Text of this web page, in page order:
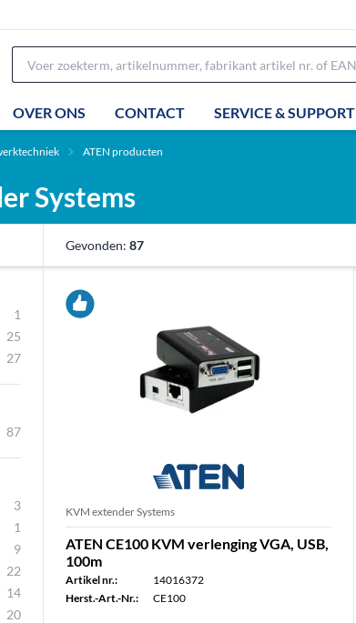
OVER ONS CONTACT SERVICE & SUPPORT
ATEN producten
Systems
1
25
27
87
3
1
9
22
14
20
Gevonden: 87
KVM extender Systems
ATEN CE100 KVM verlenging VGA, USB,
100m
Artikel nr.:
14016372
Herst.-Art.-Nr.:
CE100